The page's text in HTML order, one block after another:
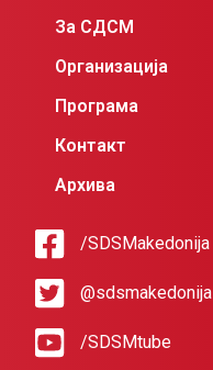
За СДСМ
Организација
Програма
Контакт
Архива
/SDSMakedonija
@sdsmakedonija
/SDSMtube